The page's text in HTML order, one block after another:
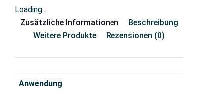
Loading...
Zusätzliche Informationen
Beschreibung
Weitere Produkte
Rezensionen (0)
Anwendung